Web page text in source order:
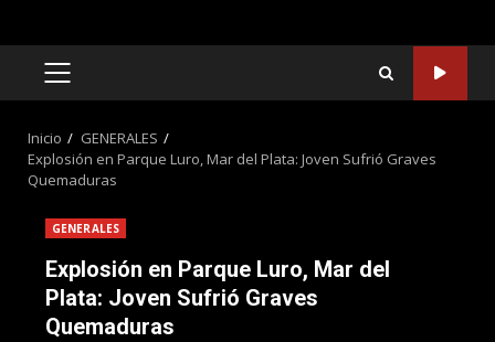
MENÚ
Inicio
GENERALES
Explosión en Parque Luro, Mar del Plata: Joven Sufrió Graves
Quemaduras
GENERALES
Explosión en Parque Luro, Mar del
Plata: Joven Sufrió Graves
Quemaduras